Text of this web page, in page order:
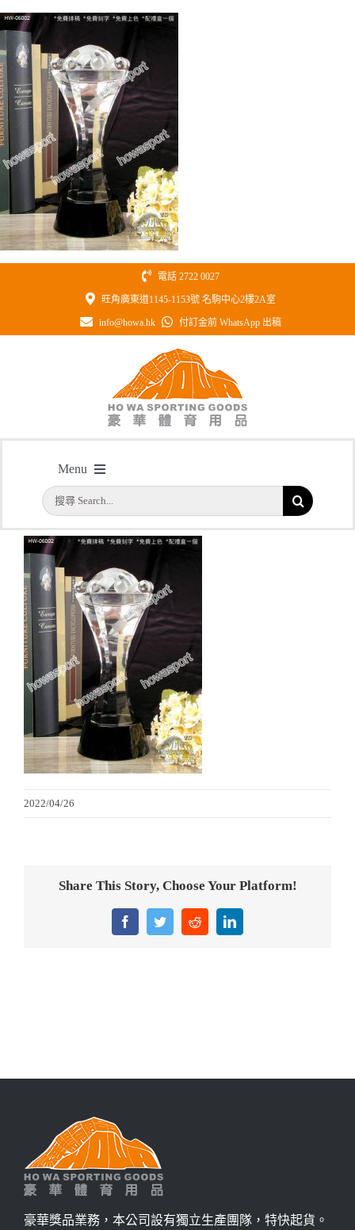
Skip
to
content
電話 2722 0027
旺角廣東道1145-1153號 名駒中心2樓2A室
info@howa.hk 付訂金前 WhatsApp 出稿
Menu
首頁
公司簡介
一天快取
實用系列
水晶獎座
金箔畫
意大利獎盃
搜
索
結
果：
2022/04/26
Share This Story, Choose Your Platform!
FacebookTwitterRedditLinkedIn
豪華獎品業務，本公司設有獨立生產團隊，特快起貨。